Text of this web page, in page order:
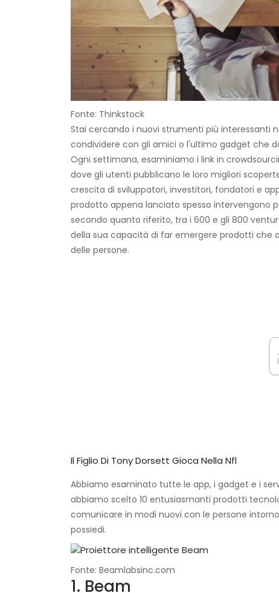
Fonte: Thinkstock
Stai cercando i nuovi strumenti più interessanti
condividere con gli amici o l'ultimo gadget che
Ogni settimana, esaminiamo i link in
dove gli utenti pubblicano le loro migliori
crescita di sviluppatori, investitori, fondatori e
prodotto appena lanciato spesso intervengono
secondo quanto riferito, tra i 600 e gli 800
della sua capacità di far emergere prodotti che
delle persone.
Il Figlio Di Tony Dorsett Gioca Nella Nfl
Abbiamo esaminato tutte le app, i gadget e i
abbiamo scelto 10 entusiasmanti prodotti
comunicare in modi nuovi con le persone
possiedi.
Fonte: Beamlabsinc.com
1. Beam